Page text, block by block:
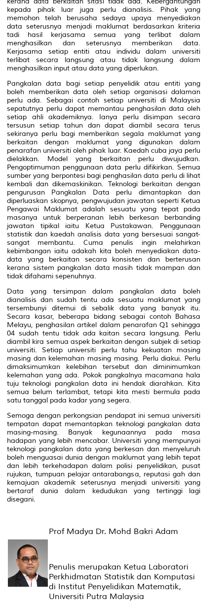
kepada pihak luar juga perlu dianalisis. Pihak yang
memohon telah berusaha sedaya upaya menyediakan
data seterusnya menjadi maklumat berdasarkan kriteria
tadi hasil kerjasama semua yang terlibat dalam
menghasilkan dan seterusnya memberikan data.
Kerjasama setiap entiti atau individu dalam universiti
terlibat secara langsung atau tidak langsung dalam
menghasilkan input atau data yang diperlukan.
Pangkalan data bagi setiap penyelidik atau entiti yang
boleh memberikan data oleh setiap organisasi dalaman
perlu ada. Sebagai contoh setiap universiti di Malaysia
sepatutnya perlu dapat memantau penghasilan data oleh
setiap ahli akademiknya. Ianya perlu disimpan secara
tersusun setiap tahun dan dapat diambil secara terus
sekiranya perlu bagi memberikan segala maklumat yang
berkaitan dengan maklumat yang digunakan dalam
penarafan universiti oleh pihak luar. Kaedah cuba jaya perlu
dielakkan. Model yang berkaitan perlu diwujudkan.
Pengoptimuman penggunaan data perlu difikirkan. Semua
sumber yang berpontesi bagi penghasilan data perlu di lihat
kembali dan dikemaskinikan. Teknologi berkaitan dengan
pengurusan Pangkalan Data perlu dimantapkan dan
diperluaskan skopnya, pengwujudan jawatan seperti Ketua
Pengawai Maklumat adalah sesuatu yang tepat pada
masanya untuk berperanan lebih berkesan berbanding
jawatan tipikal iaitu Ketua Pustakawan. Penggunaan
statistik dan kaedah analisis data yang bersesuai sangat-
sangat membantu. Cuma penulis ingin melahirkan
kebimbangan iaitu adakah kita boleh menyediakan data-
data yang berkaitan secara konsisten dan berterusan
kerana sistem pangkalan data masih tidak mampan dan
tidak difahami sepenuhnya.
Data yang tersimpan dalam pangkalan data boleh
dianalisis dan sudah tentu ada sesuatu maklumat yang
tersembunyi ditemui di sebalik data yang banyak itu.
Secara kasar, beberapa bidang sebagai contoh Bahasa
Melayu, penghasilan artikel dalam penarafan Q1 sehingga
04 sudah tentu tidak ada kaitan secara langsung. Perlu
diambil kira semua aspek berkaitan dengan subjek di setiap
universiti. Setiap universiti perlu tahu kekuatan masing
masing dan kelemahan masing masing. Perlu diakui. Perlu
dimaksimumkan kelebihan tersebut dan diminimumkan
kelemahan yang ada. Pokok pangkalnya macamana hala
tuju teknologi pangkalan data ini hendak diarahkan. Kita
semua belum terlambat, tetapi kita mesti bermula pada
satu tanggal pada kadar yang segera.
Semoga dengan perkongsian pendapat ini semua universiti
tempatan dapat memantapkan teknologi pangkalan data
masing-masing. Banyak kegunaannya pada masa
hadapan yang lebih mencabar. Universiti yang mempunyai
teknologi pangkalan data yang berkesan dan menyeluruh
boleh menguasai dunia dengan maklumat yang lebih tepat
dan lebih terkehadapan dalam polisi penyelidikan, pusat
rujukan, tumpuan pelajar antarabangsa, reputasi gah dan
kemajuan akademik seterusnya menjadi universiti yang
bertaraf dunia dalam kedudukan yang tertinggi lagi
disegani.
Prof Madya Dr. Mohd Bakri Adam
Penulis merupakan Ketua Laboratori
Perkhidmatan Statistik dan Komputasi
di Institut Penyelidikan Matematik,
Universiti Putra Malaysia